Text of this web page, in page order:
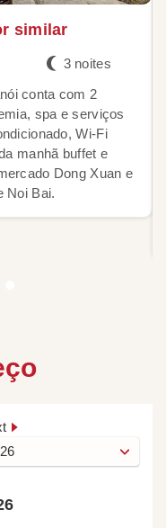
similar
3 noites
conta com 2
spa e serviços
Wi-Fi
manhã buffet e
Dong Xuan e
Noi Bai.